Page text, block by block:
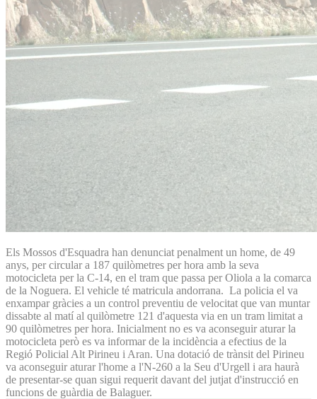
Els Mossos d'Esquadra han denunciat penalment un home, de 49
anys, per circular a 187 quilòmetres per hora amb la seva
motocicleta per la C-14, en el tram que passa per Oliola a la comarca
de la Noguera. El vehicle té matricula andorrana. La policia el va
enxampar gràcies a un control preventiu de velocitat que van muntar
dissabte al matí al quilòmetre 121 d'aquesta via en un tram limitat a
90 quilòmetres per hora. Inicialment no es va aconseguir aturar la
motocicleta però es va informar de la incidència a efectius de la
Regió Policial Alt Pirineu i Aran. Una dotació de trànsit del Pirineu
va aconseguir aturar l'home a l'N-260 a la Seu d'Urgell i ara haurà
de presentar-se quan sigui requerit davant del jutjat d'instrucció en
funcions de guàrdia de Balaguer.